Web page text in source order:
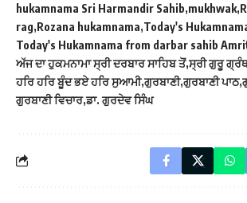
hukamnama Sri Harmandir Sahib mukhwak
rag Rozana hukamnama Today's
Today's Hukamnama from darbar sahib
ਅੱਜ ਦਾ ਹੁਕਮਨਾਮਾ ਸ੍ਰੀ ਦਰਬਾਰ ਸਾਹਿਬ ਤੋਂ ਸ੍ਰੀ ਗੁਰੂ
ਹਰਿ ਹਰਿ ਬੂੰਦ ਭਏ ਹਰਿ ਸੁਆਮੀ ਗੁਰਬਾਣੀ ਗੁਰਬਾਣੀ ਪਾਠ
ਗੁਰਬਾਣੀ ਵਿਚਾਰ ਡਾ. ਗੁਰਦੇਵ ਸਿੰਘ